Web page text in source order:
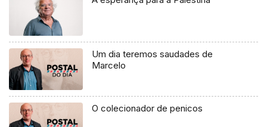
Um dia teremos saudades de
Marcelo
O colecionador de penicos